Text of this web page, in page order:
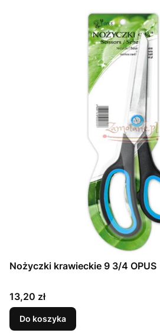
Nożyczki krawieckie 9 3/4 OPUS
Cena
13,20 zł
Do koszyka